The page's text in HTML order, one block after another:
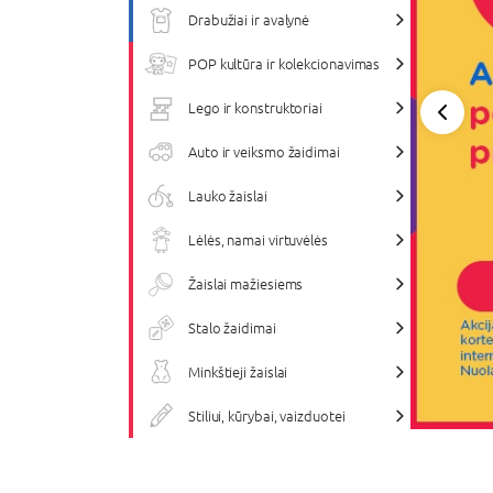
Drabužiai ir avalynė
POP kultūra ir kolekcionavimas
Lego ir konstruktoriai
Auto ir veiksmo žaidimai
Lauko žaislai
Lėlės, namai virtuvėlės
Žaislai mažiesiems
Stalo žaidimai
Minkštieji žaislai
Stiliui, kūrybai, vaizduotei